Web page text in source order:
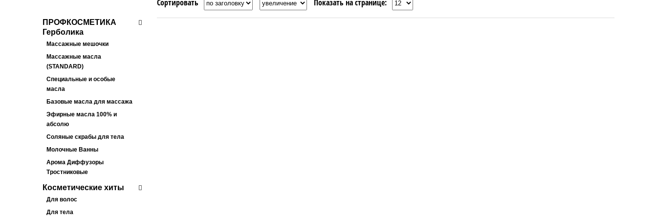
Сортировать Показать на странице:
ПРОФКОСМЕТИКА
Герболика
Массажные мешочки
Массажные масла
(STANDARD)
Специальные и особые
масла
Базовые масла для массажа
Эфирные масла 100% и
абсолю
Соляные скрабы для тела
Молочные Ванны
Арома Диффузоры
Тростниковые
Косметические хиты
Для волос
Для тела